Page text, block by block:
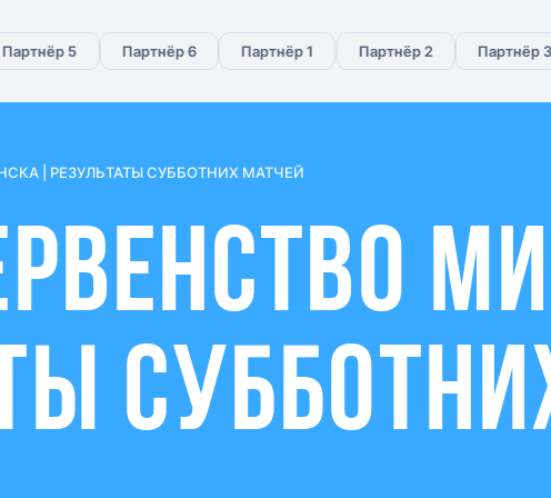
5 Партнёр 6 Партнёр 1 Партнёр 2 Партнёр 3
| РЕЗУЛЬТАТЫ СУББОТНИХ МАТЧЕЙ